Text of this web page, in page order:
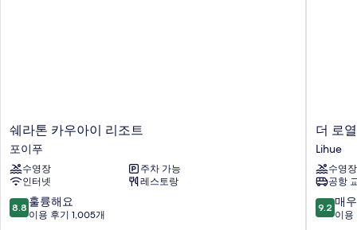
기
보
쉐
라
톤
카
우
아
이
쉐라톤 카우아이 리조트
포이푸
수영장
주차 가능
인터넷
레스토랑
10
점
8.8 훌륭해요
이용 후기 1,005개
더
로
열
소
네
스
타
더 로
Lihue
수영장
공항
10
점
9.2 매
이용